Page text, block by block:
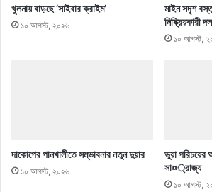
খুলনায় বাড়ছে ‘সাইবার ক্রাইম’
১০ আগস্ট, ২০২৬
মাইন সদৃশ
নিষ্ক্রিয়কারী দল
১০ আগস্ট,
দাকোপের পানখালীতে সম্ভাবনার নতুন দুয়ার
১০ আগস্ট, ২০২৬
ভুয়া পরিচয়ের
সা¤্রাজ্য
১০ আগস্ট,